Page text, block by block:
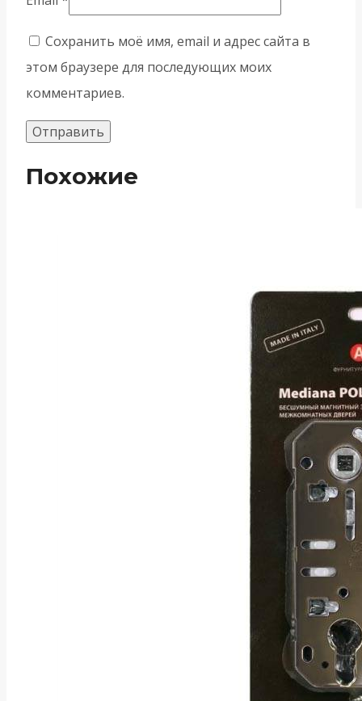
Сохранить моё имя, email и адрес сайта в
этом браузере для последующих моих
комментариев.
Похожие